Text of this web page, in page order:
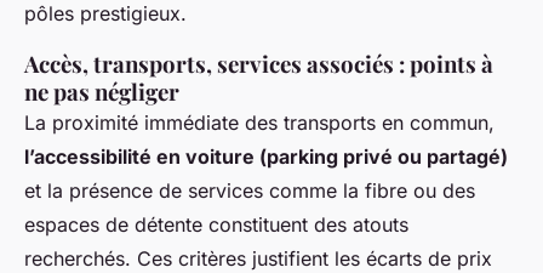
pôles prestigieux.
Accès, transports, services associés : points à
ne pas négliger
La proximité immédiate des transports en commun,
l’accessibilité en voiture (parking privé ou partagé)
et la présence de services comme la fibre ou des
espaces de détente constituent des atouts
recherchés. Ces critères justifient les écarts de prix